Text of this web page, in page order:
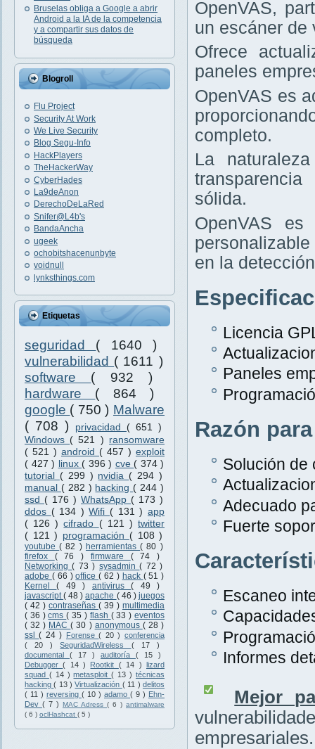
Bruselas obliga a Google a abrir
Android a la IA de la competencia
y a compartir sus datos de
búsqueda
Blogroll
Flu Project
Security At Work
We Live Security
Blog Segu-Info
HackPlayers
TheHackerWay
CyberHades
La9deAnon
DerechoDeLaRed
Snifer@L4b's
BandaAncha
ugeek
ochobitshacenunbyte
voidnull
lynksthings.com
Etiquetas
seguridad ( 1640 )
vulnerabilidad ( 1611 )
software ( 932 )
hardware ( 864 )
google ( 750 ) Malware
( 708 )
privacidad ( 651 )
Windows ( 521 ) ransomware
( 521 ) android ( 457 ) exploit
( 427 ) linux ( 396 ) cve ( 374 )
tutorial ( 299 ) nvidia ( 294 )
manual ( 282 ) hacking ( 244 )
ssd ( 176 ) WhatsApp ( 173 )
ddos ( 134 )Wifi ( 131 ) app
( 126 )cifrado ( 121 )twitter
( 121 ) programación ( 108 )
youtube( 82 ) herramientas( 80 )
firefox ( 76 ) firmware ( 74 )
Networking( 73 ) sysadmin( 72 )
adobe ( 66 )office( 62 ) hack ( 51 )
Kernel( 49 ) antivirus( 49 )
javascript( 48 )apache ( 46 ) juegos
( 42 ) contraseñas ( 39 ) multimedia
( 36 )cms( 35 ) flash ( 33 )eventos
( 32 ) MAC( 30 ) anonymous ( 28 )
ssl( 24 ) Forense( 20 ) conferencia
( 20 )SeguridadWireless ( 17 )
documental ( 17 ) auditoría ( 15 )
Debugger( 14 ) Rootkit ( 14 ) lizard
squad ( 14 )metasploit( 13 ) técnicas
hacking( 13 )Virtualización ( 11 ) delitos
( 11 ) reversing ( 10 ) adamo ( 9 ) Ehn-
Dev ( 7 ) MAC Adress ( 6 ) antimalware
( 6 ) oclHashcat ( 5 )
OpenVAS,
un escáner de
Ofrece
paneles
OpenVAS es
completo.
La
sólida.
OpenVAS
en la
Licencia
Paneles
Razón
Solución de
Adecuado
Fuerte
Escaneo
Informes
Mejor
empresariales.